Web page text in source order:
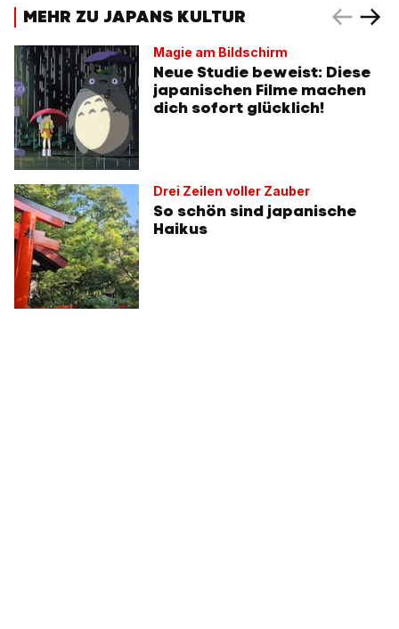
MEHR ZU JAPANS KULTUR
Magie am Bildschirm
Neue Studie beweist: Diese
japanischen Filme machen
dich sofort glücklich!
Drei Zeilen voller Zauber
So schön sind japanische
Haikus